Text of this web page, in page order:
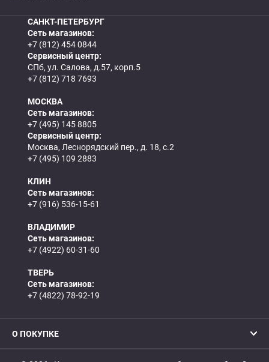
САНКТ-ПЕТЕРБУРГ
Сеть магазинов:
+7 (812) 454 0844
Сервисный центр:
СПб, ул. Салова, д.57, корп.5
+7 (812) 718 7693
МОСКВА
Сеть магазинов:
+7 (495) 145 8805
Сервисный центр:
Москва, Леснорядский пер., д. 18, с.2
+7 (495) 109 2883
КЛИН
Сеть магазинов:
+7 (916) 536-15-61
ВЛАДИМИР
Сеть магазинов:
+7 (4922) 60-31-60
ТВЕРЬ
Сеть магазинов:
+7 (4822) 78-92-19
О ПОКУПКЕ